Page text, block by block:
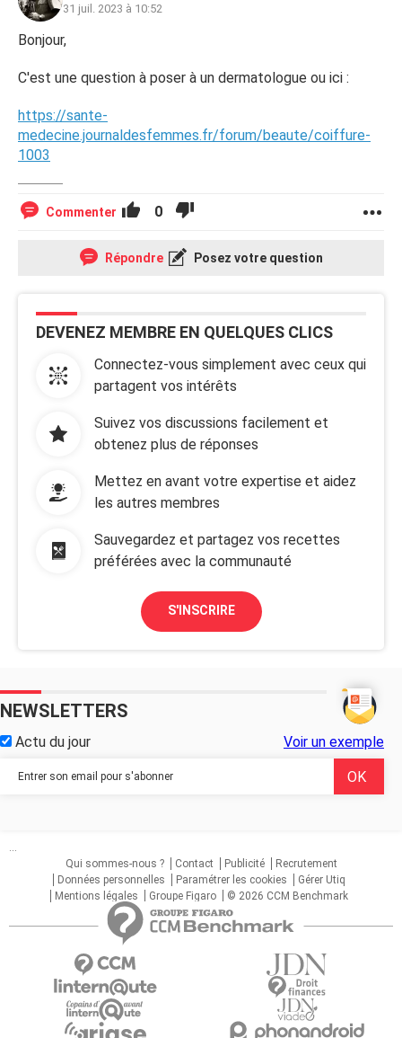
31 juil. 2023 à 10:52
Bonjour,
C'est une question à poser à un dermatologue ou ici :
https://sante-
medecine.journaldesfemmes.fr/forum/beaute/coiffure-
1003
Commenter 0
Répondre Posez votre question
DEVENEZ MEMBRE EN QUELQUES CLICS
Connectez-vous simplement avec ceux qui
partagent vos intérêts
Suivez vos discussions facilement et
obtenez plus de réponses
Mettez en avant votre expertise et aidez
les autres membres
Sauvegardez et partagez vos recettes
préférées avec la communauté
S'INSCRIRE
NEWSLETTERS
Actu du jour Voir un exemple
...
Qui sommes-nous ?
Contact Publicité
Recrutement
Données personnelles
Paramétrer les cookies
Gérer Utiq
Mentions légales
Groupe Figaro © 2026 CCM Benchmark